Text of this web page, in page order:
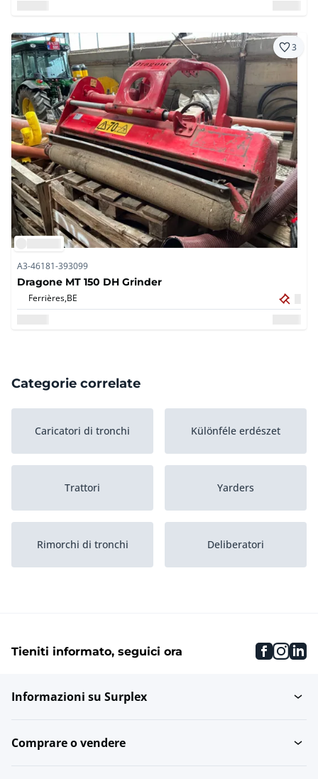
3
A3-46181-393099
Dragone MT 150 DH Grinder
Ferrières,BE
Categorie correlate
Caricatori di tronchi Különféle erdészet
Trattori Yarders
Rimorchi di tronchi Deliberatori
Trattori forestali Harwarder
Tieniti informato, seguici ora
Informazioni su Surplex
Comprare o vendere